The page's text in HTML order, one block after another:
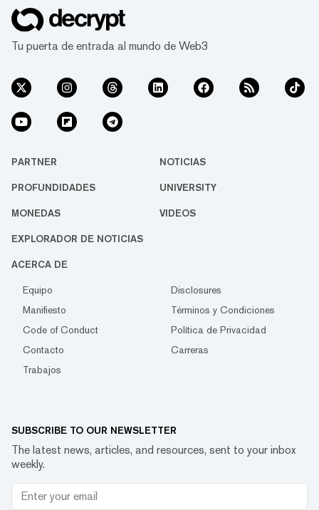
Tu puerta de entrada al mundo de Web3
PARTNER NOTICIAS
PROFUNDIDADES UNIVERSITY
MONEDAS VIDEOS
EXPLORADOR DE NOTICIAS
ACERCA DE
Equipo
Disclosures
Manifiesto
Términos y Condiciones
Code of Conduct
Política de Privacidad
Contacto
Carreras
Trabajos
SUBSCRIBE TO OUR NEWSLETTER
The latest news, articles, and resources, sent to your inbox
weekly.